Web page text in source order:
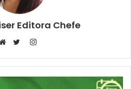
Editora Chefe
Instagram